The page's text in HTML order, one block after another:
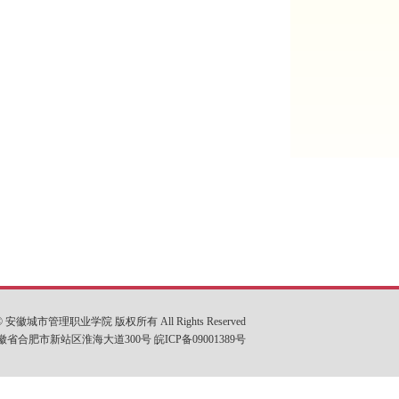
安徽城市管理职业学院 版权所有 All Rights Reserved
省合肥市新站区淮海大道300号 皖ICP备09001389号